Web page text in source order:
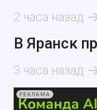
2 часа назад
В Яранск
3 часа назад
РЕКЛАМА